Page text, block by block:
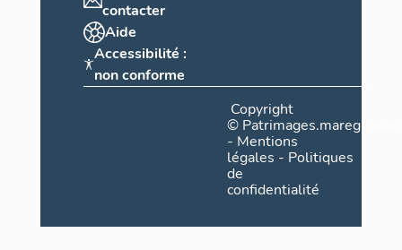
contacter
Aide
Accessibilité :
non conforme
Copyright
©
- Mentions
légales - Politiques
de
confidentialité